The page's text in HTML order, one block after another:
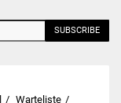
SUBSCRIBE
Warteliste